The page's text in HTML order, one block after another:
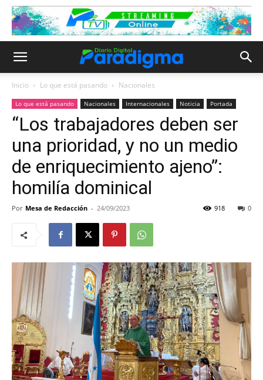
Inicio Lo que está pasando Nacionales
Lo que está pasando Nacionales Internacionales Noticia Portada
“Los trabajadores deben ser
una prioridad, y no un medio
de enriquecimiento ajeno”:
homilía dominical
Por Mesa de Redacción - 24/09/2023 0
918